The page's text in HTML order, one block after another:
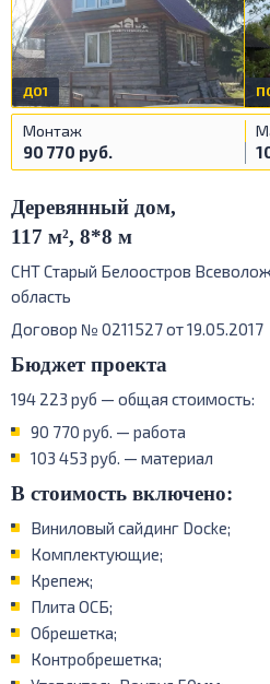
ДО1
Монтаж
90 770 руб.
Деревянный дом,
117 м², 8*8 м
СНТ Старый Белоостров
область
Договор № 0211527 от 19.05.2017
Бюджет проекта
194 223 руб — общая стоимость:
90 770 руб. — работа
103 453 руб. — материал
В стоимость включено:
Виниловый сайдинг Docke;
Комплектующие;
Крепеж;
Плита ОСБ;
Обрешетка;
Контробрешетка;